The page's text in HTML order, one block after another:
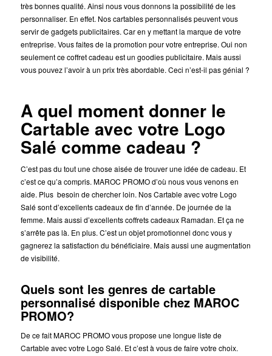
très bonnes qualité. Ainsi nous vous donnons la possibilité de les
personnaliser. En effet. Nos cartables personnalisés peuvent vous
servir de gadgets publicitaires. Car en y mettant la marque de votre
entreprise. Vous faites de la promotion pour votre entreprise. Oui non
seulement ce coffret cadeau est un goodies publicitaire. Mais aussi
vous pouvez l’avoir à un prix très abordable. Ceci n’est-il pas génial ?
A quel moment donner le
Cartable avec votre Logo
Salé comme cadeau ?
C’est pas du tout une chose aisée de trouver une idée de cadeau. Et
c’est ce qu’a compris. MAROC PROMO d’où nous vous venons en
aide. Plus besoin de chercher loin. Nos Cartable avec votre Logo
Salé sont d’excellents cadeaux de fin d’année. De journée de la
femme. Mais aussi d’excellents coffrets cadeaux Ramadan. Et ça ne
s’arrête pas là. En plus. C’est un objet promotionnel donc vous y
gagnerez la satisfaction du bénéficiaire. Mais aussi une augmentation
de visibilité.
Quels sont les genres de cartable
personnalisé disponible chez MAROC
PROMO?
De ce fait MAROC PROMO vous propose une longue liste de
Cartable avec votre Logo Salé. Et c’est à vous de faire votre choix.